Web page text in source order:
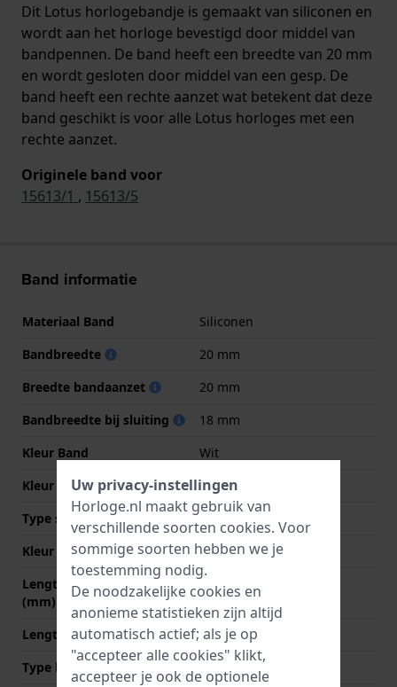
Dit Lotus horlogebandje is gemaakt van siliconen en
wordt aan het horloge bevestigd door middel van
bandpennen. De band heeft een breedte van 20 mm
en wordt gesloten door middel van een gesp. De
band heeft een rechte aanzet wat betekent dat deze
band geschikt is voor alle Lotus horloges met een
rechte aanzet.
Originele band voor
15613/1 , 15613/5
Band informatie
Materiaal Band
Siliconen
Bandbreedte
20 mm
Breedte bandaanzet
20 mm
Bandbreedte bij sluiting
18 mm
Kleur Band
Wit
Kleur stiksel
Wit
Type sluiting
Kleur sluiting
Zilver
Lengte band op 12 uur
(mm)
75 mm
Lengte band op 6 uur (mm)
115 mm
Type bevestiging
Bandpennen
Uw privacy-instellingen
Horloge.nl maakt gebruik van
verschillende soorten cookies. Voor
sommige soorten hebben we je
toestemming nodig.
De noodzakelijke cookies en
anonieme statistieken zijn altijd
automatisch actief; als je op
"accepteer alle cookies" klikt,
accepteer je ook de optionele